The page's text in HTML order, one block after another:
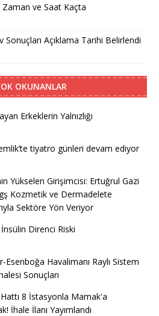
Zaman ve Saat Kaçta
Sonuçları Açıklama Tarihi Belirlendi
OKUNANLAR
Erkeklerin Yalnızlığı
tiyatro günleri devam ediyor
Yükselen Girişimcisi: Ertuğrul Gazi
Kozmetik ve Dermadelete
Sektöre Yön Veriyor
Direnci Riski
Esenboğa Havalimanı Raylı Sistem
Sonuçları
8 İstasyonla Mamak'a
İhale İlanı Yayımlandı